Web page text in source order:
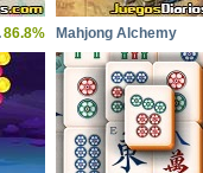
86.8% Mahjong Alchemy